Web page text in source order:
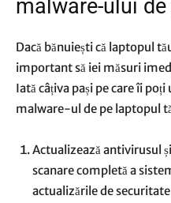
malware-ului
Dacă bănuiești că laptopul
important să iei măsuri
Iată câțiva pași pe care îi
malware-ul de pe laptopul
Actualizează antivirusul
scanare completă a
actualizările de